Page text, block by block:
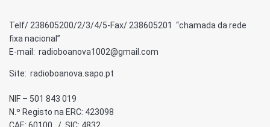
Telf/ 238605200/2/3/4/5-Fax/ 238605201 “chamada da rede
fixa nacional”
E-mail: radioboanova1002@gmail.com
Site: radioboanova.sapo.pt
NIF – 501 843 019
N.º Registo na ERC: 423098